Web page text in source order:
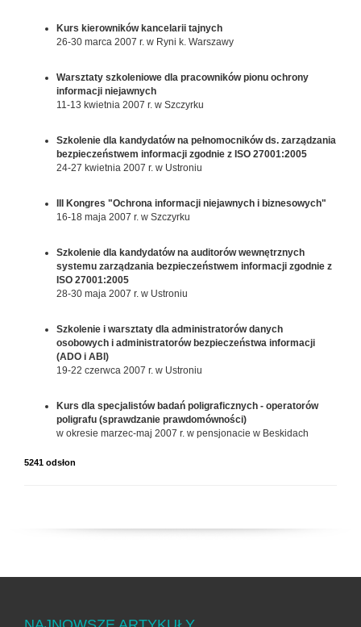
Kurs kierowników kancelarii tajnych
26-30 marca 2007 r. w Ryni k. Warszawy
Warsztaty szkoleniowe dla pracowników pionu ochrony
informacji niejawnych
11-13 kwietnia 2007 r. w Szczyrku
Szkolenie dla kandydatów na pełnomocników ds. zarządzania
bezpieczeństwem informacji zgodnie z ISO 27001:2005
24-27 kwietnia 2007 r. w Ustroniu
III Kongres "Ochrona informacji niejawnych i biznesowych"
16-18 maja 2007 r. w Szczyrku
Szkolenie dla kandydatów na auditorów wewnętrznych
systemu zarządzania bezpieczeństwem informacji zgodnie z
ISO 27001:2005
28-30 maja 2007 r. w Ustroniu
Szkolenie i warsztaty dla administratorów danych
osobowych i administratorów bezpieczeństwa informacji
(ADO i ABI)
19-22 czerwca 2007 r. w Ustroniu
Kurs dla specjalistów badań poligraficznych - operatorów
poligrafu (sprawdzanie prawdomówności)
w okresie marzec-maj 2007 r. w pensjonacie w Beskidach
5241 odsłon